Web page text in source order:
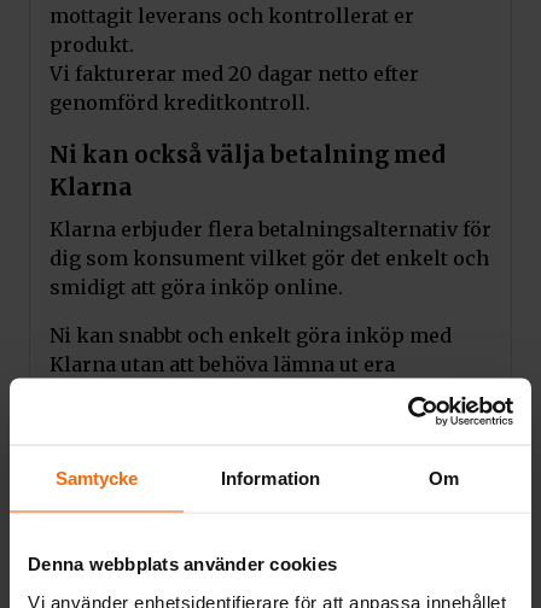
Samtycke Information Om
Denna webbplats använder cookies
Vi använder enhetsidentifierare för att anpassa innehållet
mottagit leverans och kontrollerat er
produkt.
Vi fakturerar med 20 dagar netto efter
genomförd kreditkontroll.
Ni kan också välja betalning med
Klarna
Klarna erbjuder flera betalningsalternativ för
dig som konsument vilket gör det enkelt och
smidigt att göra inköp online.
Ni kan snabbt och enkelt göra inköp med
Klarna utan att behöva lämna ut era
betalningsuppgifter direkt till oss. Dessutom
kan ni göra inköp från flera olika säljare
Möjlighet till delbetalning.
vilket gör det möjligt för er som konsument